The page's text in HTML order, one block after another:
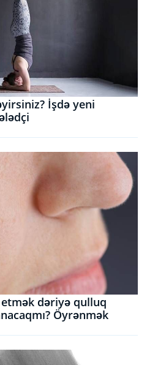
İşdə yeni
dəriyə qulluq
Öyrənmək